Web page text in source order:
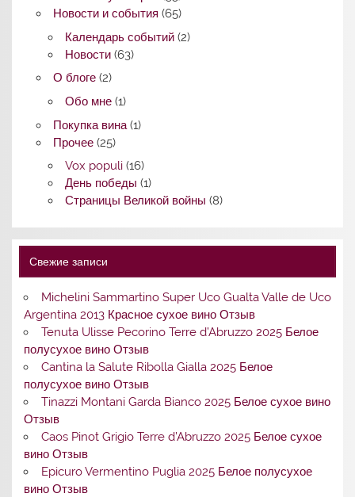
Новости и события (65)
Календарь событий(2)
Новости(63)
О блоге(2)
Обо мне(1)
Покупка вина(1)
Прочее(25)
Vox populi(16)
День победы (1)
Страницы Великой войны (8)
Свежие записи
Michelini Sammartino Super Uco Gualta Valle de Uco
Argentina 2013 Красное сухое вино Отзыв
Tenuta Ulisse Pecorino Terre d’Abruzzo 2025 Белое
полусухое вино Отзыв
Cantina la Salute Ribolla Gialla 2025 Белое
полусухое вино Отзыв
Tinazzi Montani Garda Bianco 2025 Белое сухое вино
Отзыв
Caos Pinot Grigio Terre d’Abruzzo 2025 Белое сухое
вино Отзыв
Epicuro Vermentino Puglia 2025 Белое полусухое
вино Отзыв